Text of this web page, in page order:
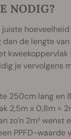
NODIG?
de lengte
kweekoppervlak
je vervolgens
250cm lang en
2,5m x 0,8m =
zo’n 2m² wenst
PPFD-waarde